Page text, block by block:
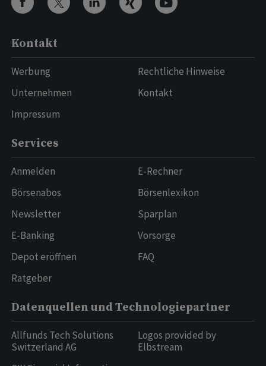
Kontakt
Werbung
Unternehmen
Impressum
Rechtliche Hinweise
Kontakt
Services
Anmelden
Börsenabos
Newsletter
E-Banking
Depot eröffnen
Ratgeber
E-Rechner
Börsenlexikon
Sparplan
Vorsorge
FAQ
Datenquellen und Technologiepartner
Allfunds Tech Solutions
Switzerland AG
Logos provided by
Elbstream